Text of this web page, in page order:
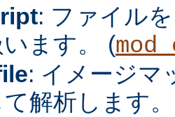
: ファイル
います。 (
: イメージマ
解析します